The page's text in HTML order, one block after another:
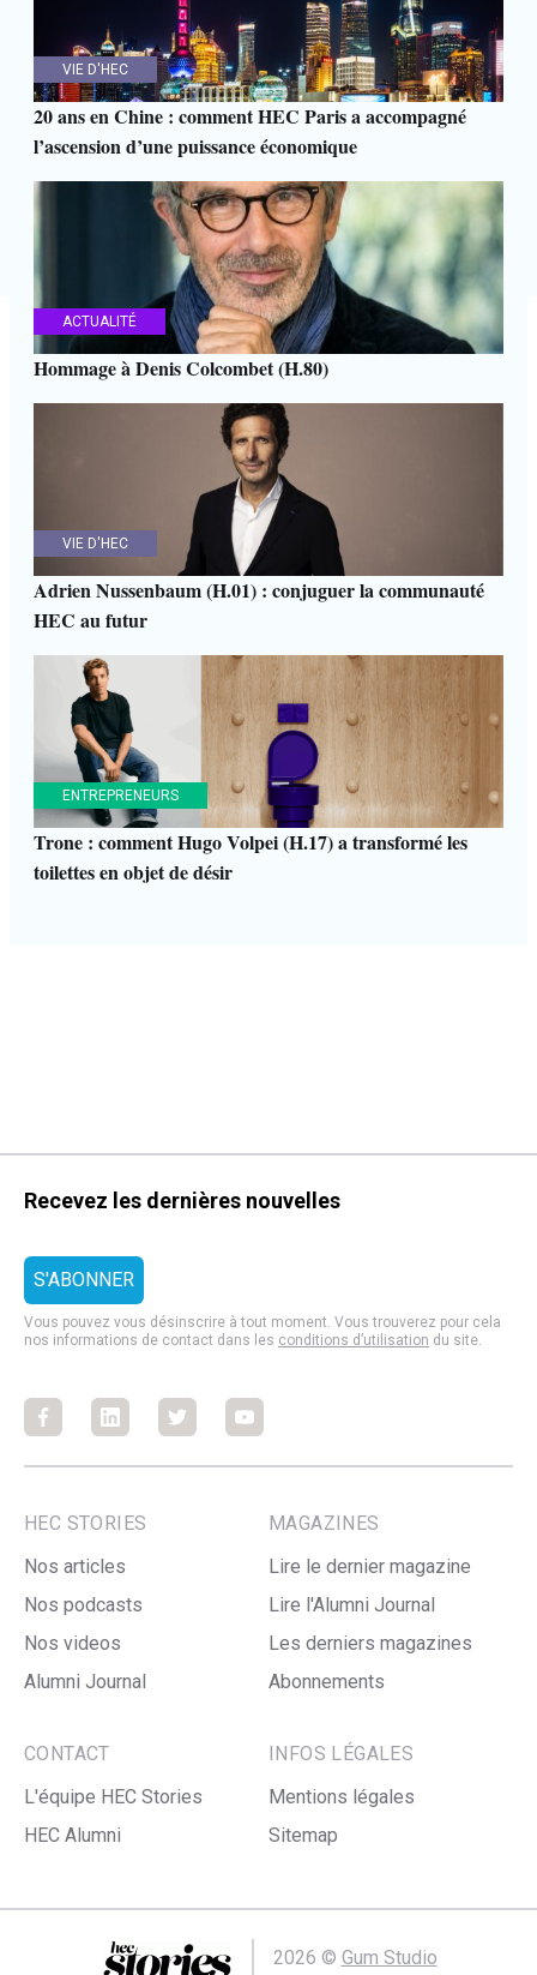
VIE D'HEC
20 ans en Chine : comment HEC Paris a accompagné
l’ascension d’une puissance économique
ACTUALITÉ
Hommage à Denis Colcombet (H.80)
VIE D'HEC
Adrien Nussenbaum (H.01) : conjuguer la communauté
HEC au futur
ENTREPRENEURS
Trone : comment Hugo Volpei (H.17) a transformé les
toilettes en objet de désir
Recevez les dernières nouvelles
Vous pouvez vous désinscrire à tout moment. Vous trouverez pour cela
nos informations de contact dans les conditions d’utilisation du site.
FacebookFacebookFacebookFacebook
HEC STORIES
Nos articles
Nos podcasts
Nos videos
Alumni Journal
MAGAZINES
Lire le dernier magazine
Lire l'Alumni Journal
Les derniers magazines
Abonnements
CONTACT
L'équipe HEC Stories
HEC Alumni
INFOS LÉGALES
Mentions légales
Sitemap
2026 © Gum Studio